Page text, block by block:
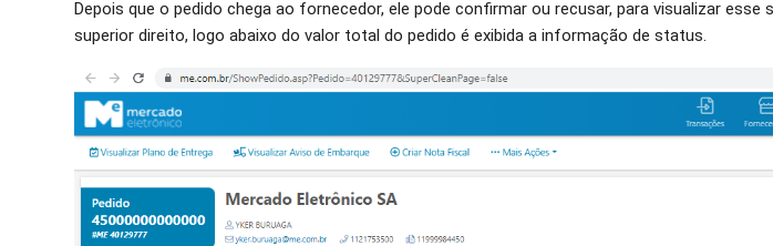
Depois que o pedido chega ao fornecedor, ele pode confirmar ou recusar, para visualizar
superior direito, logo abaixo do valor total do pedido é exibida a informação de status.